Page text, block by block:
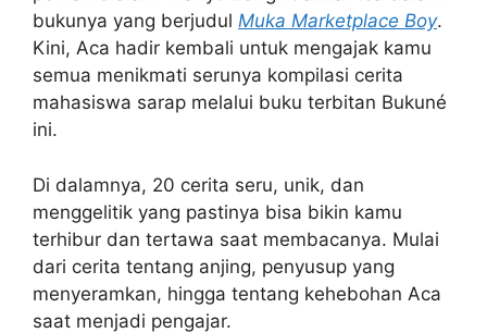
bukunya yang berjudul Muka Marketplace Boy.
Kini, Aca hadir kembali untuk mengajak kamu
semua menikmati serunya kompilasi cerita
mahasiswa sarap melalui buku terbitan Bukuné
ini.
Di dalamnya, 20 cerita seru, unik, dan
menggelitik yang pastinya bisa bikin kamu
terhibur dan tertawa saat membacanya. Mulai
dari cerita tentang anjing, penyusup yang
menyeramkan, hingga tentang kehebohan Aca
saat menjadi pengajar.